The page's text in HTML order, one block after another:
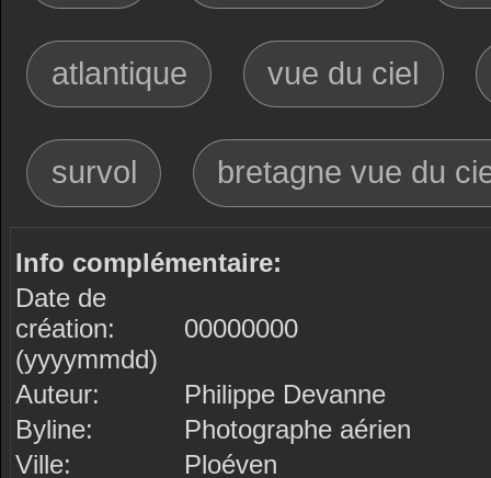
atlantique vue du ciel
survol bretagne vue du
Info complémentaire:
Date de
création:
(yyyymmdd)
00000000
Auteur:
Philippe Devanne
Byline:
Photographe aérien
Ville:
Ploéven